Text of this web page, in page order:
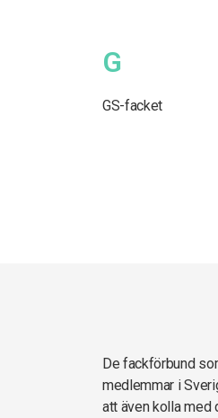
G
GS-facket
De fackförbund
medlemmar i
att även kolla med